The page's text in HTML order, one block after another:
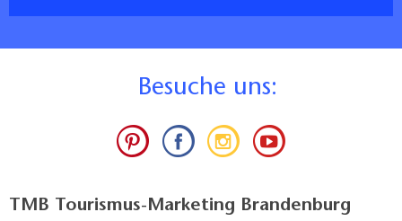
Besuche uns:
TMB Tourismus-Marketing Brandenburg